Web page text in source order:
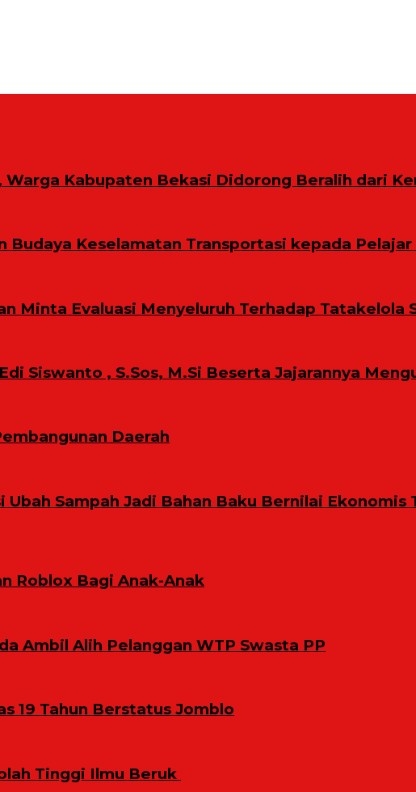
Kabupaten Bekasi Didorong Beralih dari
Budaya Keselamatan Transportasi kepada Pelajar
Minta Evaluasi Menyeluruh Terhadap Tatakelola
Siswanto , S.Sos, M.Si Beserta Jajarannya
Daerah
Sampah Jadi Bahan Baku Bernilai Ekonomis
Roblox Bagi Anak-Anak
Ambil Alih Pelanggan WTP Swasta PP
19 Tahun Berstatus Jomblo
Tinggi Ilmu Beruk